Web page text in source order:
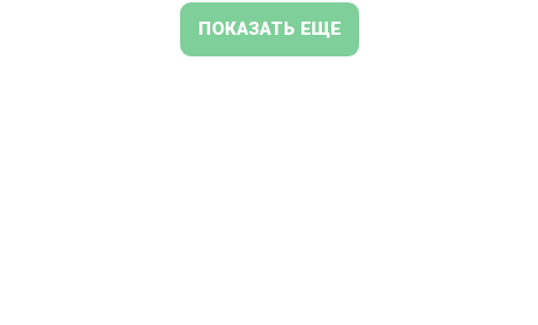
ПОКАЗАТЬ ЕЩЕ